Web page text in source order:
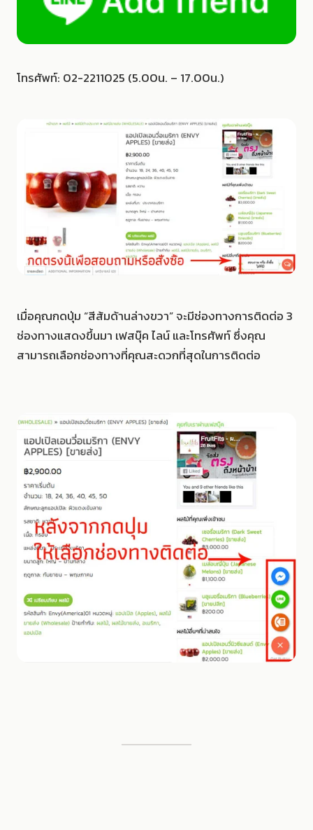
โทรศัพท์: 02-2211025 (5.00น. – 17.00น.)
เมื่อคุณกดปุ่ม “สีส้มด้านล่างขวา” จะมีช่องทางการติดต่อ 3
ช่องทางแสดงขึ้นมา เฟสบุ๊ค ไลน์ และโทรศัพท์ ซึ่งคุณ
สามารถเลือกช่องทางที่คุณสะดวกที่สุดในการติดต่อ